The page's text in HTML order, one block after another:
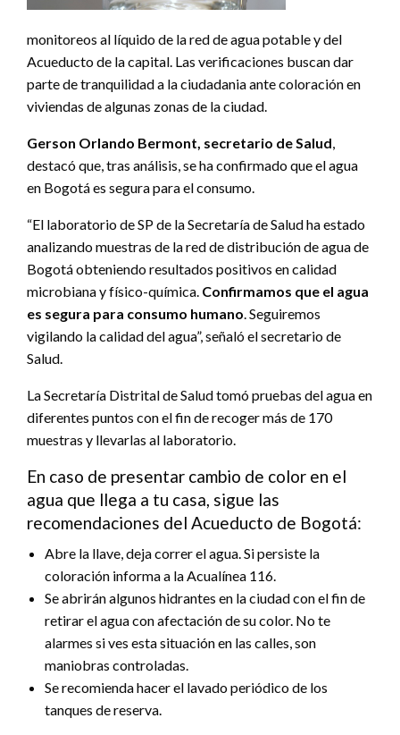
monitoreos al líquido de la red de agua potable y del
Acueducto de la capital. Las verificaciones buscan dar
parte de tranquilidad a la ciudadania ante coloración en
viviendas de algunas zonas de la ciudad.
Gerson Orlando Bermont, secretario de Salud,
destacó que, tras análisis, se ha confirmado que el agua
en Bogotá es segura para el consumo.
“El laboratorio de SP de la Secretaría de Salud ha estado
analizando muestras de la red de distribución de agua de
Bogotá obteniendo resultados positivos en calidad
microbiana y físico-química. Confirmamos que el agua
es segura para consumo humano. Seguiremos
vigilando la calidad del agua”, señaló el secretario de
Salud.
La Secretaría Distrital de Salud tomó pruebas del agua en
diferentes puntos con el fin de recoger más de 170
muestras y llevarlas al laboratorio.
En caso de presentar cambio de color en el
agua que llega a tu casa, sigue las
recomendaciones del Acueducto de Bogotá:
Abre la llave, deja correr el agua. Si persiste la
coloración informa a la Acualínea 116.
Se abrirán algunos hidrantes en la ciudad con el fin de
retirar el agua con afectación de su color. No te
alarmes si ves esta situación en las calles, son
maniobras controladas.
Se recomienda hacer el lavado periódico de los
tanques de reserva.